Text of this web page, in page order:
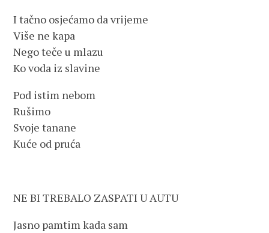
I tačno osjećamo da vrijeme
Više ne kapa
Nego teče u mlazu
Ko voda iz slavine
Pod istim nebom
Rušimo
Svoje tanane
Kuće od pruća
NE BI TREBALO ZASPATI U AUTU
Jasno pamtim kada sam